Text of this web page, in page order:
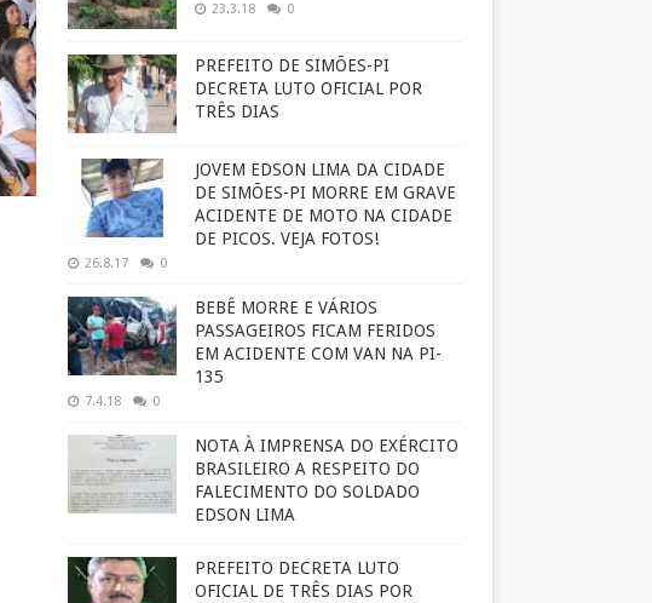
23.3.18 0
PREFEITO DE SIMÕES-PI
DECRETA LUTO OFICIAL POR
TRÊS DIAS
JOVEM EDSON LIMA DA CIDADE
DE SIMÕES-PI MORRE EM GRAVE
ACIDENTE DE MOTO NA CIDADE
DE PICOS. VEJA FOTOS!
26.8.17 0
BEBÊ MORRE E VÁRIOS
PASSAGEIROS FICAM FERIDOS
EM ACIDENTE COM VAN NA PI-
135
7.4.18 0
NOTA À IMPRENSA DO EXÉRCITO
BRASILEIRO A RESPEITO DO
FALECIMENTO DO SOLDADO
EDSON LIMA
PREFEITO DECRETA LUTO
OFICIAL DE TRÊS DIAS POR